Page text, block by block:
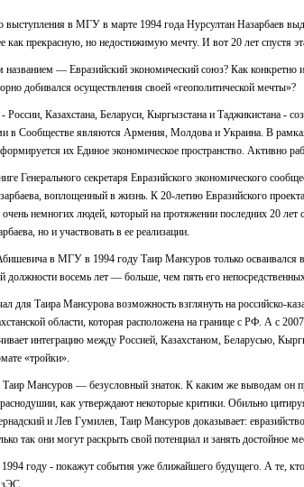
выступления в МГУ в марте 1994 года Нурсултан Назарбаев
как прекрасную, но недостижимую мечту. И вот 20 лет спустя
названием — Евразийский экономический союз? Как конкретно
добивался осуществления своей «геополитической мечты»?
России, Казахстана, Беларуси, Кыргызстана и Таджикистана -
в Сообществе являются Армения, Молдова и Украина. В
формируется их Единое экономическое пространство.
Генерального секретаря Евразийского экономического
воплощенный в жизнь. К 20-летию Евразийского
немногих людей, который на протяжении последних 20 лет
но и участвовать в ее реализации.
в МГУ в 1994 году Таир Мансуров только осваивался
должности восемь лет — больше, чем пять его
для Таира Мансурова возможность взглянуть на российско-
области, которая расположена на границе с РФ. А с
интеграцию между Россией, Казахстаном, Беларусью,
«тройки».
Таир Мансуров — безусловный знаток. К каким же выводам он
как утверждают некоторые критики. Обильно
и Лев Гумилев, Таир Мансуров доказывает:
так они могут раскрыть свой потенциал и занять
году - покажут события уже ближайшего будущего. А те, кто